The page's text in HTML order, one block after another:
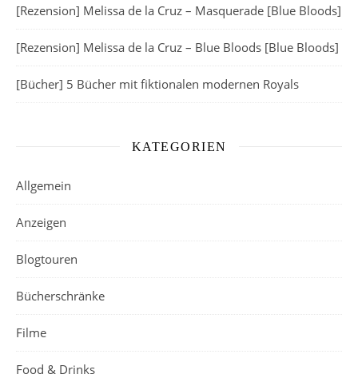
[Rezension] Melissa de la Cruz – Masquerade [Blue Bloods]
[Rezension] Melissa de la Cruz – Blue Bloods [Blue Bloods]
[Bücher] 5 Bücher mit fiktionalen modernen Royals
KATEGORIEN
Allgemein
Anzeigen
Blogtouren
Bücherschränke
Filme
Food & Drinks